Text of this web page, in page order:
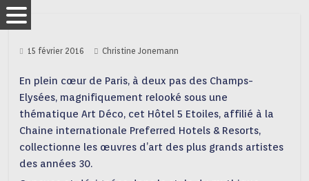
15 février 2016 Christine Jonemann
En plein cœur de Paris, à deux pas des Champs-
Elysées, magnifiquement relooké sous une
thématique Art Déco, cet Hôtel 5 Etoiles, affilié à la
Chaine internationale Preferred Hotels & Resorts,
collectionne les œuvres d’art des plus grands artistes
des années 30.